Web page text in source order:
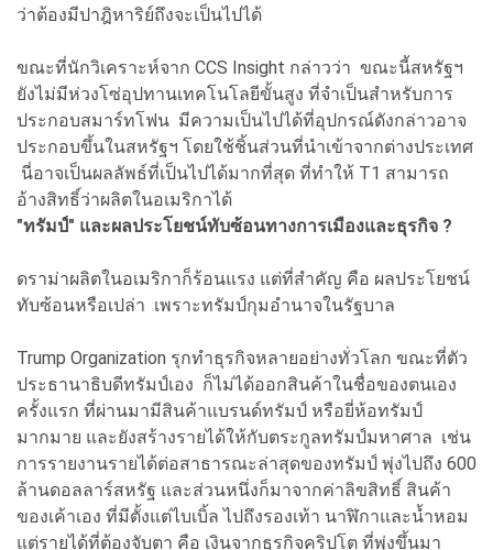
ว่าต้องมีปาฎิหาริย์ถึงจะเป็นไปได้
ขณะที่นักวิเคราะห์จาก CCS Insight กล่าวว่า ขณะนี้สหรัฐฯ
ยังไม่มีห่วงโซ่อุปทานเทคโนโลยีขั้นสูง ที่จำเป็นสำหรับการ
ประกอบสมาร์ทโฟน มีความเป็นไปได้ที่อุปกรณ์ดังกล่าวอาจ
ประกอบขึ้นในสหรัฐฯ โดยใช้ชิ้นส่วนที่นำเข้าจากต่างประเทศ
นี่อาจเป็นผลลัพธ์ที่เป็นไปได้มากที่สุด ที่ทำให้ T1 สามารถ
อ้างสิทธิ์ว่าผลิตในอเมริกาได้
"ทรัมป์" และผลประโยชน์ทับซ้อนทางการเมืองและธุรกิจ ?
ดราม่าผลิตในอเมริกาก็ร้อนแรง แต่ที่สำคัญ คือ ผลประโยชน์
ทับซ้อนหรือเปล่า เพราะทรัมป์กุมอำนาจในรัฐบาล
Trump Organization รุกทำธุรกิจหลายอย่างทั่วโลก ขณะที่ตัว
ประธานาธิบดีทรัมป์เอง ก็ไม่ได้ออกสินค้าในชื่อของตนเอง
ครั้งแรก ที่ผ่านมามีสินค้าแบรนด์ทรัมป์ หรือยี่ห้อทรัมป์
มากมาย และยังสร้างรายได้ให้กับตระกูลทรัมป์มหาศาล เช่น
การรายงานรายได้ต่อสาธารณะล่าสุดของทรัมป์ พุ่งไปถึง 600
ล้านดอลลาร์สหรัฐ และส่วนหนึ่งก็มาจากค่าลิขสิทธิ์ สินค้า
ของเค้าเอง ที่มีตั้งแต่ไบเบิ้ล ไปถึงรองเท้า นาฬิกาและน้ำหอม
แต่รายได้ที่ต้องจับตา คือ เงินจากธุรกิจคริปโต ที่พุ่งขึ้นมา